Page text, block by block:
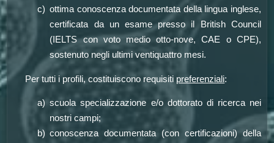
ottima conoscenza documentata della lingua inglese,
certificata da un esame presso il British Council
(IELTS con voto medio otto-nove, CAE o CPE),
sostenuto negli ultimi ventiquattro mesi.
Per tutti i profili, costituiscono requisiti preferenziali:
scuola specializzazione e/o dottorato di ricerca nei
nostri campi;
conoscenza documentata (con certificazioni) della